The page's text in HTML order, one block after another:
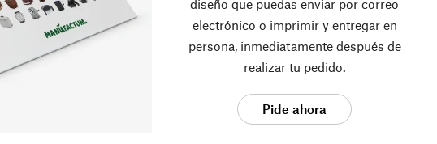
diseño que puedas enviar por correo
electrónico o imprimir y entregar en
persona, inmediatamente después de
realizar tu pedido.
Pide ahora